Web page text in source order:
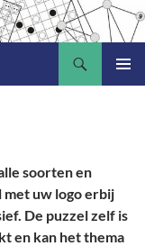
soorten en
met uw logo erbij
De puzzel zelf is
en kan het thema